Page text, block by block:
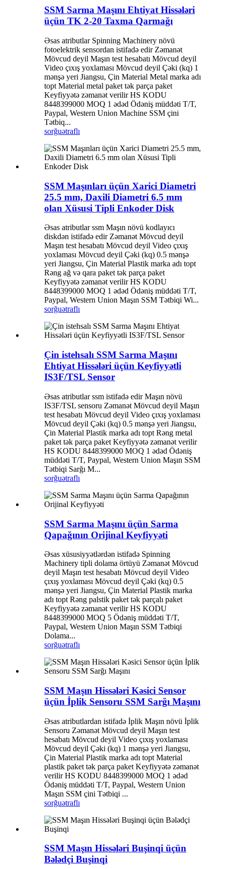
SSM Sarma Maşını Ehtiyat Hissələri
üçün TK 2-20 Taxma Qarmağı
Əsas atributlar Spinning Machinery növü
fotoelektrik sensordan istifadə edir Zəmanət
Mövcud deyil Maşın test hesabatı Mövcud deyil
Video çıxış yoxlaması Mövcud deyil Çəki (kq) 1
mənşə yeri Jiangsu, Çin Material Metal marka adı
topt Material metal paket tək parça paket
Keyfiyyətə zəmanət verilir HS KODU
8448399000 MOQ 1 ədəd Ödəniş müddəti T/T,
Paypal, Western Union Machine SSM çini
Tətbiq...
sorğuətraflı
SSM Maşınları üçün Xarici Diametri
25.5 mm, Daxili Diametri 6.5 mm
olan Xüsusi Tipli Enkoder Disk
Əsas atributlar ssm Maşın növü kodlayıcı
diskdən istifadə edir Zəmanət Mövcud deyil
Maşın test hesabatı Mövcud deyil Video çıxış
yoxlaması Mövcud deyil Çəki (kq) 0.5 mənşə
yeri Jiangsu, Çin Material Plastik marka adı topt
Rəng ağ və qara paket tək parça paket
Keyfiyyətə zəmanət verilir HS KODU
8448399000 MOQ 1 ədəd Ödəniş müddəti T/T,
Paypal, Western Union Maşın SSM Tətbiqi Wi...
sorğuətraflı
Çin istehsalı SSM Sarma Maşını
Ehtiyat Hissələri üçün Keyfiyyətli
IS3F/TSL Sensor
Əsas atributlar ssm istifadə edir Maşın növü
IS3F/TSL sensoru Zəmanət Mövcud deyil Maşın
test hesabatı Mövcud deyil Video çıxış yoxlaması
Mövcud deyil Çəki (kq) 0.5 mənşə yeri Jiangsu,
Çin Material Plastik marka adı topt Rəng metal
paket tək parça paket Keyfiyyətə zəmanət verilir
HS KODU 8448399000 MOQ 1 ədəd Ödəniş
müddəti T/T, Paypal, Western Union Maşın SSM
Tətbiqi Sarğı M...
sorğuətraflı
SSM Sarma Maşını üçün Sarma
Qapağının Orijinal Keyfiyyəti
Əsas xüsusiyyətlərdən istifadə Spinning
Machinery tipli dolama örtüyü Zəmanət Mövcud
deyil Maşın test hesabatı Mövcud deyil Video
çıxış yoxlaması Mövcud deyil Çəki (kq) 0.5
mənşə yeri Jiangsu, Çin Material Plastik marka
adı topt Rəng palstik paket tək parçalı paket
Keyfiyyətə zəmanət verilir HS KODU
8448399000 MOQ 5 Ödəniş müddəti T/T,
Paypal, Western Union Maşın SSM Tətbiqi
Dolama...
sorğuətraflı
SSM Maşın Hissələri Kəsici Sensor
üçün İplik Sensoru SSM Sarğı Maşını
Əsas atributlardan istifadə İplik Maşın növü İplik
Sensoru Zəmanət Mövcud deyil Maşın test
hesabatı Mövcud deyil Video çıxış yoxlaması
Mövcud deyil Çəki (kq) 1 mənşə yeri Jiangsu,
Çin Material Plastik marka adı topt Material
plastik paket tək parça paket Keyfiyyətə zəmanət
verilir HS KODU 8448399000 MOQ 1 ədəd
Ödəniş müddəti T/T, Paypal, Western Union
Maşın SSM çini Tətbiqi ...
sorğuətraflı
SSM Maşın Hissələri Buşinqi üçün
Bələdçi Buşinqi